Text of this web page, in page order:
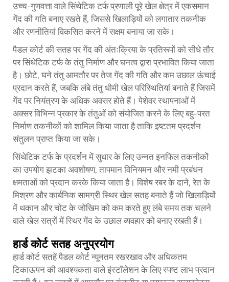
उच्च-गुणवत्ता वाले सिंथेटिक टर्फ प्रणाली पूरे खेल क्षेत्र में एकसमान
गेंद की गति बनाए रखते हैं, जिससे खिलाड़ियों को लगातार तकनीक
और रणनीतियां विकसित करने में सक्षम बनाया जा सके।
पैडल कोर्ट की सतह पर गेंद की अंतःक्रिया के प्रतिरूपों को सीधे तौर
पर सिंथेटिक टर्फ के तंतु निर्माण और घनत्व द्वारा प्रभावित किया जाता
है। छोटे, घने तंतु आमतौर पर तेज गेंद की गति और कम उछाल ऊंचाई
प्रदान करते हैं, जबकि लंबे तंतु धीमी खेल परिस्थितियां बनाते हैं जिसमें
गेंद पर नियंत्रण के अधिक अवसर होते हैं। पेशेवर स्थापनाओं में
अक्सर विभिन्न प्रकार के तंतुओं को संयोजित करने के लिए बहु-परत
निर्माण तकनीकों को शामिल किया जाता है ताकि इष्टतम प्रदर्शन
संतुलन प्राप्त किया जा सके।
सिंथेटिक टर्फ के प्रदर्शन में सुधार के लिए उन्नत इनफिल तकनीकों
का उपयोग झटका अवशोषण, तापमान विनियमन और नमी प्रबंधन
क्षमताओं को प्रदान करके किया जाता है। विशेष रबर के दाने, रेत के
मिश्रण और कार्बनिक सामग्री स्थिर खेल सतह बनाते हैं जो खिलाड़ियों
में थकान और चोट के जोखिम को कम करते हुए लंबे समय तक चलने
वाले खेल सत्रों में स्थिर गेंद के उछाल व्यवहार को बनाए रखती हैं।
हार्ड कोर्ट सतह अनुप्रयोग
हार्ड कोर्ट सतहेंपैडल कोर्ट न्यूनतम रखरखाव और अधिकतम
टिकाऊपन की आवश्यकता वाले इंस्टॉलेशन के लिए स्पष्ट लाभ प्रदान